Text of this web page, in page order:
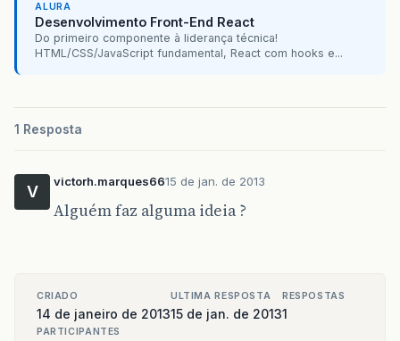
ALURA
Desenvolvimento Front-End React
Do primeiro componente à liderança técnica!
HTML/CSS/JavaScript fundamental, React com hooks e...
1 Resposta
V
victorh.marques6615 de jan. de 2013
Alguém faz alguma ideia ?
CRIADO
14 de janeiro de 2013
ULTIMA RESPOSTA
15 de jan. de 2013
RESPOSTAS
1
PARTICIPANTES